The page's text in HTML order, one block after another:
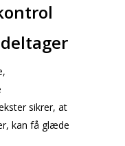
sikrer, at
kan få glæde